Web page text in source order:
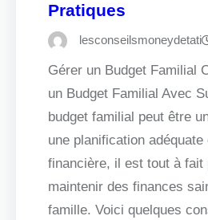
Pratiques
lesconseilsmoneydetati
Gérer un Budget Familial
un Budget Familial Avec
budget familial peut être
une planification
financière, il est tout à fait
maintenir des finances
famille. Voici quelques